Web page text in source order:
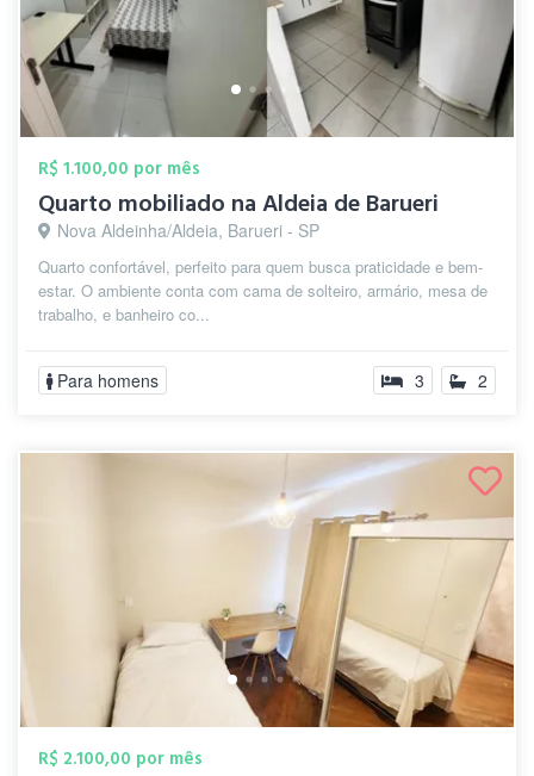
R$ 1.100,00 por mês
Quarto mobiliado na Aldeia de Barueri
Nova Aldeinha/Aldeia, Barueri - SP
Quarto confortável, perfeito para quem busca praticidade e bem-
estar. O ambiente conta com cama de solteiro, armário, mesa de
trabalho, e banheiro co...
Para homens 3 2
R$ 2.100,00 por mês